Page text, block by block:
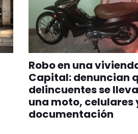
Robo en una
Capital: denuncian
delincuentes se
una moto, celulares
documentación